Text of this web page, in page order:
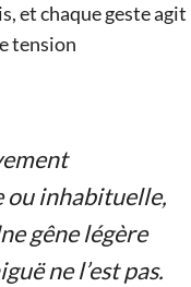
et chaque geste agit
tension
ou inhabituelle,
gêne légère
ne l’est pas.